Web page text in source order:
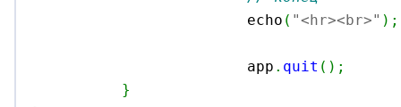
			echo
( "<hr><br>" ) ;
			app
. quit ( ) ;
}